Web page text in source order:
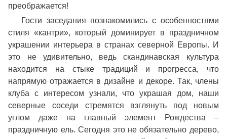
преображается!
Гости заседания познакомились с особенностями
стиля «кантри», который доминирует в праздничном
украшении интерьера в странах северной Европы. И
это не удивительно, ведь скандинавская культура
находится на стыке традиций и прогресса, что
напрямую отражается в дизайне и декоре. Так, члены
клуба с интересом узнали, что украшая дом, наши
северные соседи стремятся взглянуть под новым
углом даже на главный элемент Рождества –
праздничную ель. Сегодня это не обязательно дерево,